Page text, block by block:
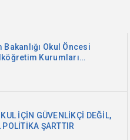
Okul Öncesi
Kurumları
İÇİN GÜVENLİKÇİ DEĞİL,
POLİTİKA ŞARTTIR